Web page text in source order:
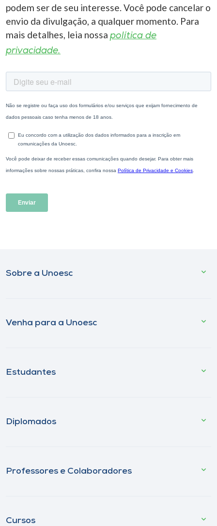
podem ser de seu interesse. Você pode cancelar o
envio da divulgação, a qualquer momento. Para
mais detalhes, leia nossa política de
privacidade.
Sobre a Unoesc
Venha para a Unoesc
Estudantes
Diplomados
Professores e Colaboradores
Cursos